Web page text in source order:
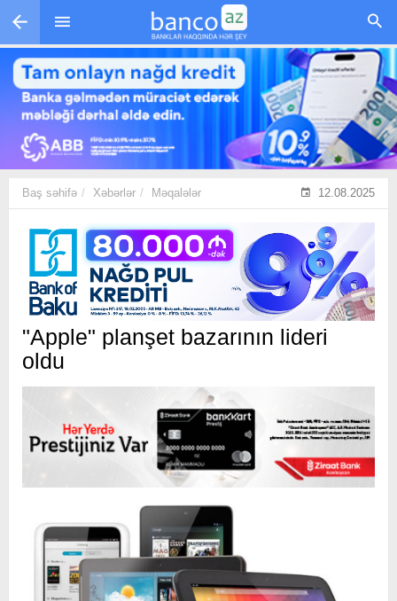
Skip to main content
Baş səhifə Xəbərlər Məqalələr 12.08.2025
"Apple" planşet bazarının lideri
oldu